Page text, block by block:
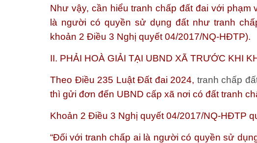
Như vậy, cần hiểu tranh chấp đất đai với
là người có quyền sử dụng đất như tranh
khoản 2 Điều 3 Nghị quyết 04/2017/NQ-HĐTP).
II. PHẢI HOÀ GIẢI TẠI UBND XÃ TRƯỚC KHI
Theo Điều 235 Luật Đất đai 2024, tranh chấp
thì gửi đơn đến UBND cấp xã nơi có đất tranh
Khoản 2 Điều 3 Nghị quyết 04/2017/NQ-HĐTP
“Đối với tranh chấp ai là người có quyền sử